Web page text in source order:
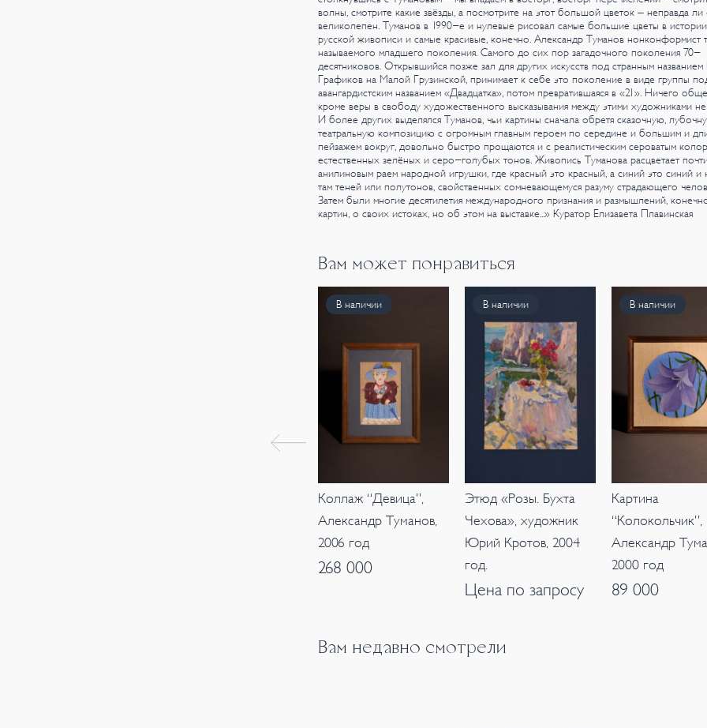
волны, смотрите какие звёзды, а посмотрите на этот большой цветок – неправда ли
великолепен. Туманов в 1990-е и нулевые рисовал самые большие цветы в истории
русской живописи и самые красивые, конечно.Александр Туманов нонконформист
называемого младшего поколения. Самого до сих пор загадочного поколения 70-
десятниковов. Открывшийся позже зал для других искусств под странным
Графиков на Малой Грузинской, принимает к себе это поколение в виде группы
авангардистским названием «Двадцатка», потом превратившаяся в «21». Ничего
кроме веры в свободу художественного высказывания между этими художниками
И более других выделялся Туманов, чьи картины сначала обретя сказочную,
театральную композицию с огромным главным героем по середине и большим и
пейзажем вокруг, довольно быстро прощаются и с реалистическим сероватым
естественных зелёных и серо-голубых тонов. Живопись Туманова расцветает
анилиновым раем народной игрушки, где красный это красный, а синий это синий и
там теней или полутонов, свойственных сомневающемуся разуму страдающего
Затем были многие десятилетия международного признания и размышлений,
картин, о своих истоках, но об этом на выставке...» Куратор Елизавета Плавинская
Вам может понравиться
В наличии
Коллаж “Девица”,
Александр Туманов,
2006 год
268 000
В наличии
Этюд «Розы. Бухта
Чехова», художник
Юрий Кротов, 2004
год.
Цена по запросу
В наличии
Картина
“Колокольчик”,
Александр
2000 год
89 000
Вам недавно смотрели